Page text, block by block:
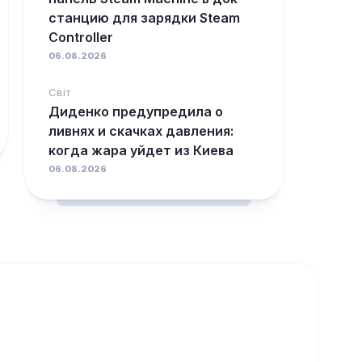
станцию для зарядки Steam
Controller
06.08.2026
Світ
Диденко предупредила о
ливнях и скачках давления:
когда жара уйдет из Киева
06.08.2026